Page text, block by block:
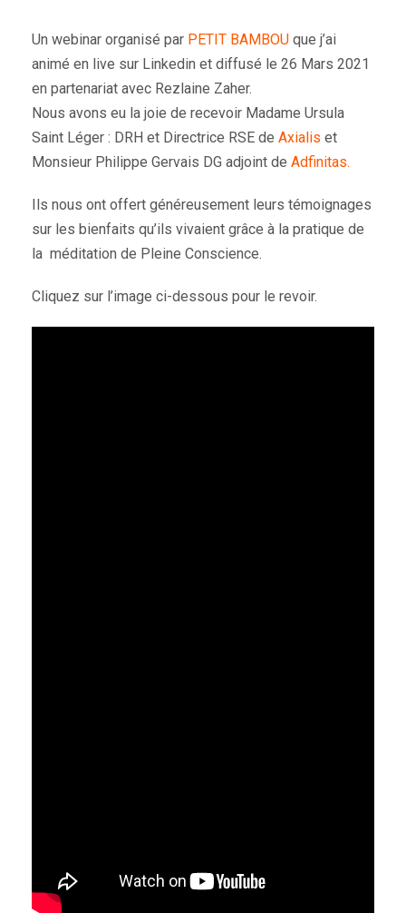
Un webinar organisé par PETIT BAMBOU que j’ai
animé en live sur Linkedin et diffusé le 26 Mars 2021
en partenariat avec Rezlaine Zaher.
Nous avons eu la joie de recevoir Madame Ursula
Saint Léger : DRH et Directrice RSE de Axialis et
Monsieur Philippe Gervais DG adjoint de Adfinitas.
Ils nous ont offert généreusement leurs témoignages
sur les bienfaits qu’ils vivaient grâce à la pratique de
la méditation de Pleine Conscience.
Cliquez sur l’image ci-dessous pour le revoir.